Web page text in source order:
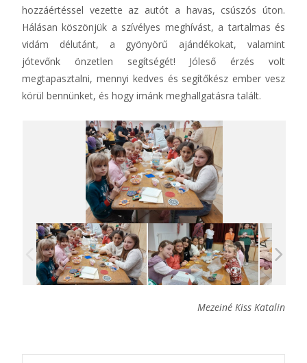
hozzáértéssel vezette az autót a havas, csúszós úton.
Hálásan köszönjük a szívélyes meghívást, a tartalmas és
vidám délutánt, a gyönyörű ajándékokat, valamint
jótevőnk önzetlen segítségét! Jóleső érzés volt
megtapasztalni, mennyi kedves és segítőkész ember vesz
körül bennünket, és hogy imánk meghallgatásra talált.
Mezeiné Kiss Katalin